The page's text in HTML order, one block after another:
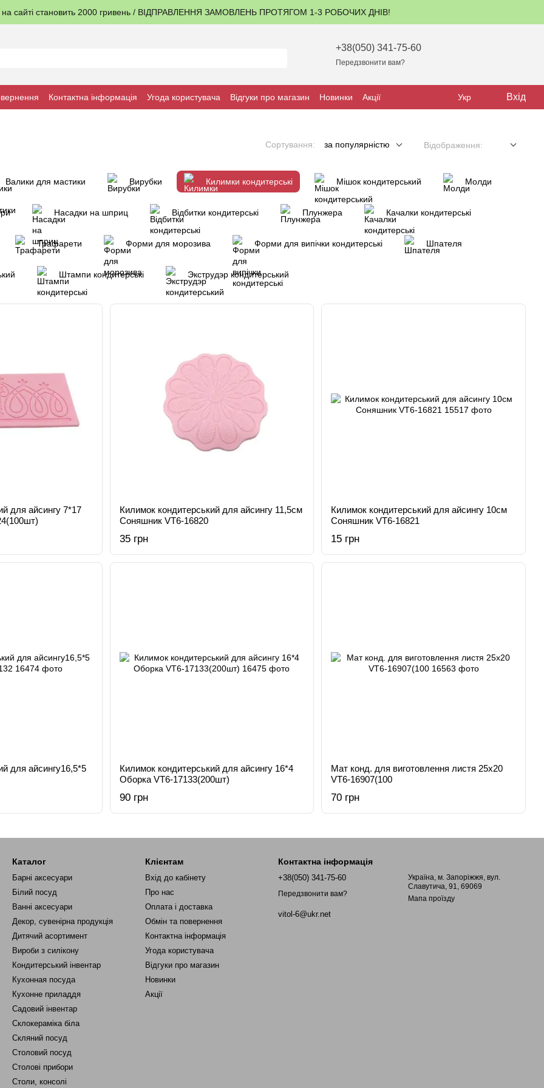
на сайті становить 2000 гривень / ВІДПРАВЛЕННЯ ЗАМОВЛЕНЬ ПРОТЯГОМ 1-3 РОБОЧИХ ДНІВ!
+38(050) 341-75-60
Передзвонити вам?
Контактна інформація Угода користувача Відгуки про магазин Новинки Акції Укр Вхід
Сортування: за популярністю Відображення:
Валики для мастики Вирубки Килимки кондитерські Мішок кондитерський Молди
Насадки на шприц Відбитки кондитерські Плунжера Качалки кондитерські
Трафарети Форми для морозива Форми для випічки кондитерські Шпателя
Штампи кондитерські Экструдэр кондитерський
для айсингу 7*17
Килимок кондитерський для айсингу 11,5см
Соняшник VT6-16820
35 грн
Килимок кондитерський для айсингу 10см
Соняшник VT6-16821
15 грн
для айсингу16,5*5
Килимок кондитерський для айсингу 16*4
Оборка VT6-17133(200шт)
90 грн
Мат конд. для виготовлення листя 25х20
VT6-16907(100
70 грн
Каталог
Барні аксесуари
Білий посуд
Ванні аксесуари
Декор, сувенірна продукція
Дитячий асортимент
Вироби з силікону
Кондитерський інвентар
Кухонная посуда
Кухонне приладдя
Садовий інвентар
Склокераміка біла
Скляний посуд
Столовий посуд
Столові прибори
Столи, консолі
Клієнтам
Вхід до кабінету
Про нас
Оплата і доставка
Обмін та повернення
Контактна інформація
Угода користувача
Відгуки про магазин
Новинки
Акції
Контактна інформація
+38(050) 341-75-60
Передзвонити вам?
vitol-6@ukr.net
Україна, м. Запоріжжя, вул.
Славутича, 91, 69069
Мапа проїзду